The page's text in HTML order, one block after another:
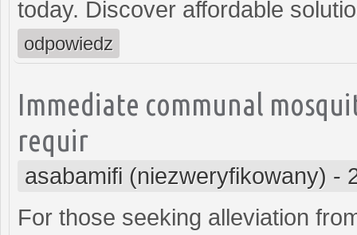
today. Discover affordable
odpowiedz
Immediate communal
requir
asabamifi (niezweryfikowany) -
For those seeking alleviation